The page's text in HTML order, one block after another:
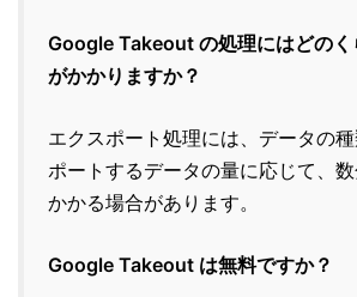
Google Takeout の処理にはどのく
がかかりますか？
エクスポート処理には、データの
ポートするデータの量に応じて、
かかる場合があります。
Google Takeout は無料ですか？